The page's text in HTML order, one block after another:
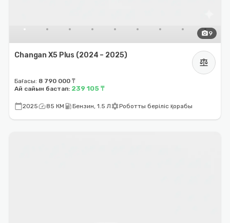
photo_camera9
Changan X5 Plus (2024 – 2025)
balance
Бағасы: 8 790 000 ₸
Ай сайын бастап: 239 105 ₸
calendar_today2025speed85 КМ local_gas_stationБензин, 1.5 ЛsettingsРоботты беріліс қорабы